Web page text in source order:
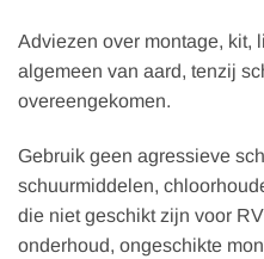
Adviezen over montage, kit,
algemeen van aard, tenzij
overeengekomen.
Gebruik geen agressieve
schuurmiddelen,
die niet geschikt zijn voor
onderhoud, ongeschikte